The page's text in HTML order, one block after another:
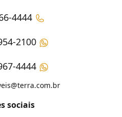
4444
2100
4444
sociais